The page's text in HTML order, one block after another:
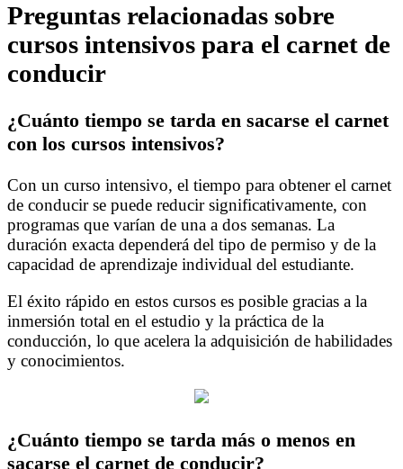
Preguntas relacionadas sobre
cursos intensivos para el carnet de
conducir
¿Cuánto tiempo se tarda en sacarse el carnet
con los cursos intensivos?
Con un curso intensivo, el tiempo para obtener el carnet
de conducir se puede reducir significativamente, con
programas que varían de una a dos semanas. La
duración exacta dependerá del tipo de permiso y de la
capacidad de aprendizaje individual del estudiante.
El éxito rápido en estos cursos es posible gracias a la
inmersión total en el estudio y la práctica de la
conducción, lo que acelera la adquisición de habilidades
y conocimientos.
¿Cuánto tiempo se tarda más o menos en
sacarse el carnet de conducir?